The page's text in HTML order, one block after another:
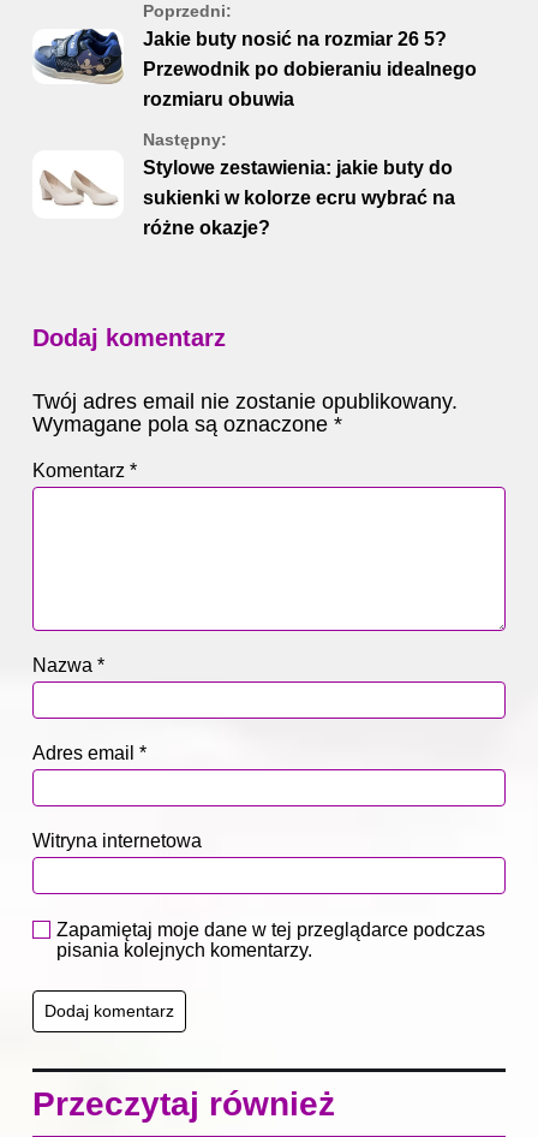
Poprzedni:
Jakie buty nosić na rozmiar 26 5?
Przewodnik po dobieraniu idealnego
rozmiaru obuwia
Następny:
Stylowe zestawienia: jakie buty do
sukienki w kolorze ecru wybrać na
różne okazje?
Dodaj komentarz
Twój adres email nie zostanie opublikowany.
Wymagane pola są oznaczone *
Komentarz *
Nazwa *
Adres email *
Witryna internetowa
Zapamiętaj moje dane w tej przeglądarce podczas
pisania kolejnych komentarzy.
Przeczytaj również